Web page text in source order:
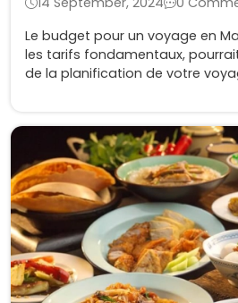
Le budget pour un voyage en
les tarifs fondamentaux,
de la planification de votre